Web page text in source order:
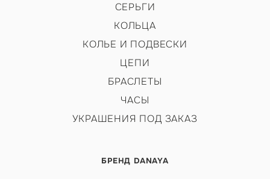
СЕРЬГИ
КОЛЬЦА
КОЛЬЕ И ПОДВЕСКИ
ЦЕПИ
БРАСЛЕТЫ
ЧАСЫ
УКРАШЕНИЯ ПОД ЗАКАЗ
БРЕНД DANAYA